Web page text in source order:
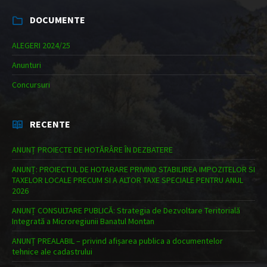
DOCUMENTE
ALEGERI 2024/25
Anunturi
Concursuri
RECENTE
ANUNȚ PROIECTE DE HOTĂRÂRE ÎN DEZBATERE
ANUNȚ: PROIECTUL DE HOTARARE PRIVIND STABILIREA IMPOZITELOR SI
TAXELOR LOCALE PRECUM SI A ALTOR TAXE SPECIALE PENTRU ANUL
2026
ANUNȚ CONSULTARE PUBLICĂ: Strategia de Dezvoltare Teritorială
Integrată a Microregiunii Banatul Montan
ANUNȚ PREALABIL – privind afișarea publica a documentelor
tehnice ale cadastrului